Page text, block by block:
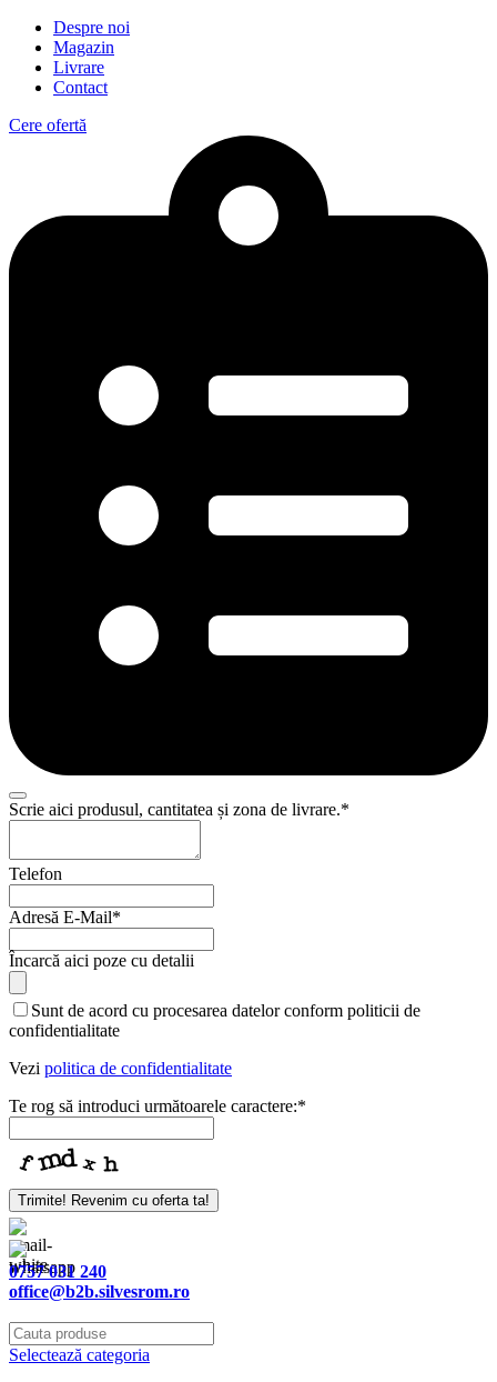
Despre noi
Magazin
Livrare
Contact
Cere ofertă
Scrie aici produsul, cantitatea și zona de livrare.*
Telefon
Adresă E-Mail*
Încarcă aici poze cu detalii
Sunt de acord cu procesarea datelor conform politicii de
confidentialitate
Vezi politica de confidentialitate
Te rog să introduci următoarele caractere:*
Your
Website*
Trimite! Revenim cu oferta ta!
0757 031 240
office@b2b.silvesrom.ro
Selectează categoria